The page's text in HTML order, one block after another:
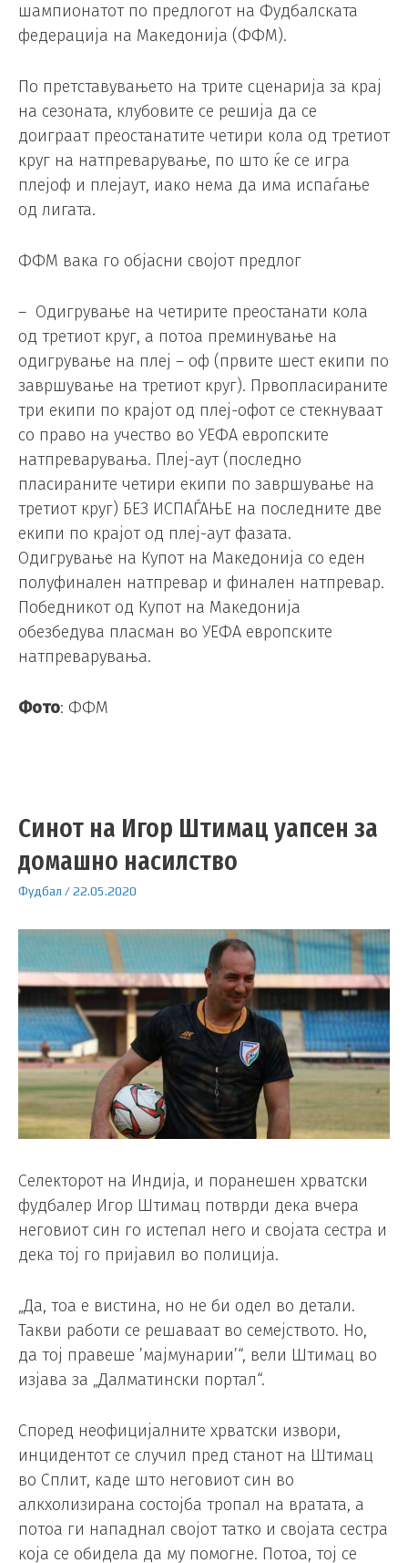
шампионатот по предлогот на Фудбалската
федерација на Македонија (ФФМ).
По претставувањето на трите сценарија за крај
на сезоната, клубовите се решија да се
доиграат преостанатите четири кола од третиот
круг на натпреварување, по што ќе се игра
плејоф и плејаут, иако нема да има испаѓање
од лигата.
ФФМ вака го објасни својот предлог
– Одигрување на четирите преостанати кола
од третиот круг, а потоа преминување на
одигрување на плеј – оф (првите шест екипи по
завршување на третиот круг). Првопласираните
три екипи по крајот од плеј-офот се стекнуваат
со право на учество во УЕФА европските
натпреварувања. Плеј-аут (последно
пласираните четири екипи по завршување на
третиот круг) БЕЗ ИСПАЃАЊЕ на последните две
екипи по крајот од плеј-аут фазата.
Одигрување на Купот на Македонија со еден
полуфинален натпревар и финален натпревар.
Победникот од Купот на Македонија
обезбедува пласман во УЕФА европските
натпреварувања.
Фото: ФФМ
Синот на Игор Штимац уапсен за
домашно насилство
Фудбал /22.05.2020
Селекторот на Индија, и поранешен хрватски
фудбалер Игор Штимац потврди дека вчера
неговиот син го истепал него и својата сестра и
дека тој го пријавил во полиција.
„Да, тоа е вистина, но не би одел во детали.
Такви работи се решаваат во семејството. Но,
да тој правеше ’мајмунарии’“, вели Штимац во
изјава за „Далматински портал“.
Според неофицијалните хрватски извори,
инцидентот се случил пред станот на Штимац
во Сплит, каде што неговиот син во
алкхолизирана состојба тропал на вратата, а
потоа ги нападнал својот татко и својата сестра
која се обидела да му помогне. Потоа, тој се